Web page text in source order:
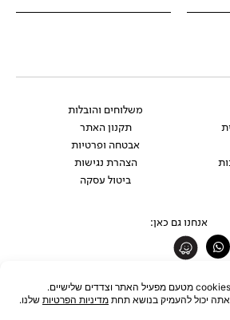
משלוחים והובלות
תקנון האתר
אבטחה ופרטיות
הצהרת נגישות
ביטול עסקה
אנחנו גם כאן:
Whatsapp
להתעדכן לפני כולם?